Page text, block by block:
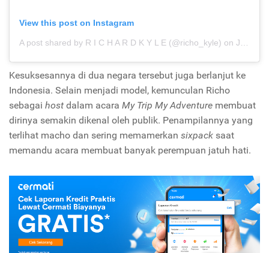
View this post on Instagram
A post shared by R I C H A R D K Y L E (@richo_kyle) on Jan 19, 2019 at 5:15am PST
Kesuksesannya di dua negara tersebut juga berlanjut ke
Indonesia. Selain menjadi model, kemunculan Richo
sebagai host dalam acara My Trip My Adventure membuat
dirinya semakin dikenal oleh publik. Penampilannya yang
terlihat macho dan sering memamerkan sixpack saat
memandu acara membuat banyak perempuan jatuh hati.